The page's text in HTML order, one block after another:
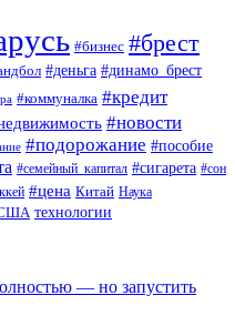
#бизнес #брест
#деньга #динамо_брест
#коммуналка #кредит
#новости
#подорожание #пособие
#семейный_капитал #сигарета #сон
#цена Китай Наука
технологии
— но запустить